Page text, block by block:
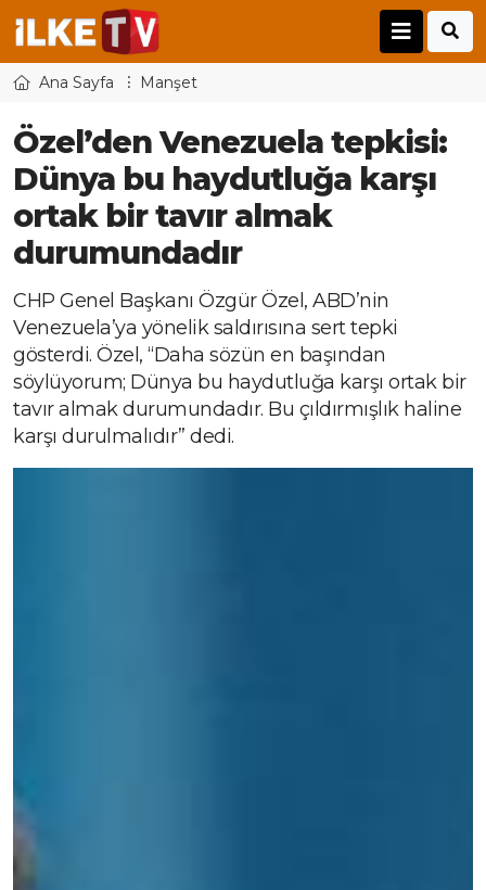
Ana Sayfa Manşet
Özel’den Venezuela tepkisi:
Dünya bu haydutluğa karşı
ortak bir tavır almak
durumundadır
CHP Genel Başkanı Özgür Özel, ABD’nin
Venezuela’ya yönelik saldırısına sert tepki
gösterdi. Özel, “Daha sözün en başından
söylüyorum; Dünya bu haydutluğa karşı ortak bir
tavır almak durumundadır. Bu çıldırmışlık haline
karşı durulmalıdır” dedi.